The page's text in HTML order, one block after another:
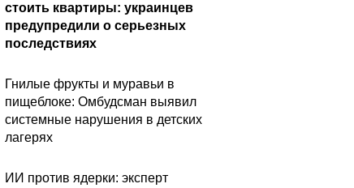
стоить квартиры: украинцев
предупредили о серьезных
последствиях
Гнилые фрукты и муравьи в
пищеблоке: Омбудсман выявил
системные нарушения в детских
лагерях
ИИ против ядерки: эксперт